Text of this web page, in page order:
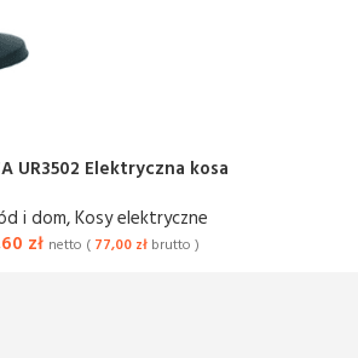
UR3502 Elektryczna kosa
i dom,Kosy elektryczne
zł netto ( 77,00 złbrutto )